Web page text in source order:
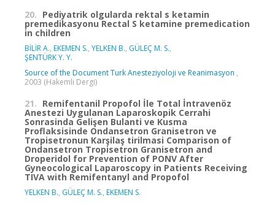
20. Pediyatrik olgularda rektal s ketamin
premedikasyonu Rectal S ketamine premedication
in children
BİLİR A., EKEMEN S., YELKEN B., GÜLEÇ M. S.,
ŞENTÜRK Y. Y.
Source of the Document Turk Anesteziyoloji ve Reanimasyon ,
2003 (Hakemli Dergi)
21. Remifentanil Propofol İle Total İntravenöz
Anestezi Uygulanan Laparoskopik Cerrahi
Sonrasinda Gelişen Bulanti ve Kusma
Proflaksisinde Ondansetron Granisetron ve
Tropisetronun Karşilaş tirilmasi Comparison of
Ondansetron Tropisetron Granisetron and
Droperidol for Prevention of PONV After
Gyneocological Laparoscopy in Patients Receiving
TIVA with Remifentanyl and Propofol
YELKEN B., GÜLEÇ M. S., EKEMEN S.